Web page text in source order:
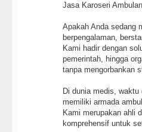
Jasa Karoseri
Apakah Anda sedang
berpengalaman,
Kami hadir dengan
pemerintah, hingga
tanpa mengorbankan
Di dunia medis,
memiliki armada
Kami merupakan ahli
komprehensif untuk